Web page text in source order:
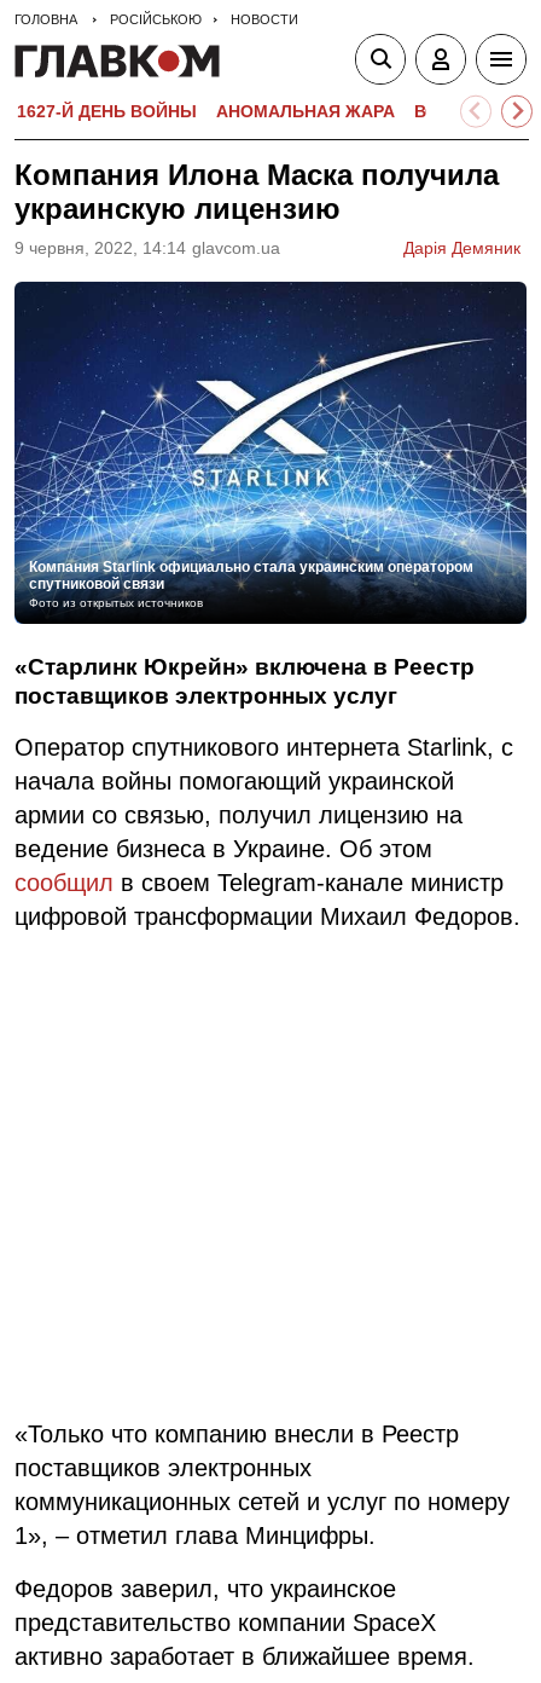
ГОЛОВНА РОСІЙСЬКОЮ НОВОСТИ
1627-Й ДЕНЬ ВОЙНЫ АНОМАЛЬНАЯ ЖАРА
Компания Илона Маска получила
украинскую лицензию
9 червня, 2022, 14:14 glavcom.ua Дарія Демяник
Компания Starlink официально стала украинским оператором
спутниковой связи
Фото из открытых источников
«Старлинк Юкрейн» включена в Реестр
поставщиков электронных услуг
Оператор спутникового интернета Starlink, с
начала войны помогающий украинской
армии со связью, получил лицензию на
ведение бизнеса в Украине. Об этом
сообщил в своем Telegram-канале министр
цифровой трансформации Михаил Федоров.
«Только что компанию внесли в Реестр
поставщиков электронных
коммуникационных сетей и услуг по номеру
1», – отметил глава Минцифры.
Федоров заверил, что украинское
представительство компании SpaceX
активно заработает в ближайшее время.